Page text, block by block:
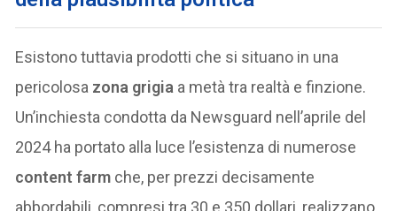
Esistono tuttavia prodotti che si situano in una
pericolosa zona grigia a metà tra realtà e finzione.
Un’inchiesta condotta da Newsguard nell’aprile del
2024 ha portato alla luce l’esistenza di numerose
content farm che, per prezzi decisamente
abbordabili, compresi tra 30 e 350 dollari, realizzano